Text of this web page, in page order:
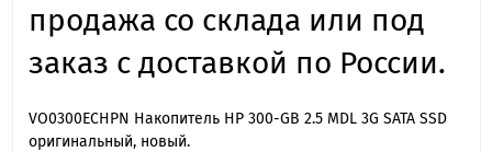
продажа со склада или под
заказ с доставкой по России.
VO0300ECHPN Накопитель HP 300-GB 2.5 MDL 3G SATA SSD
оригинальный, новый.